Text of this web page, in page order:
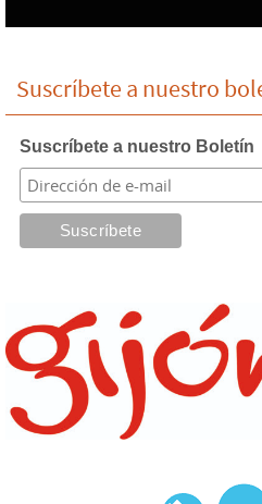
Suscríbete a nuestro
Suscríbete a nuestro Boletín